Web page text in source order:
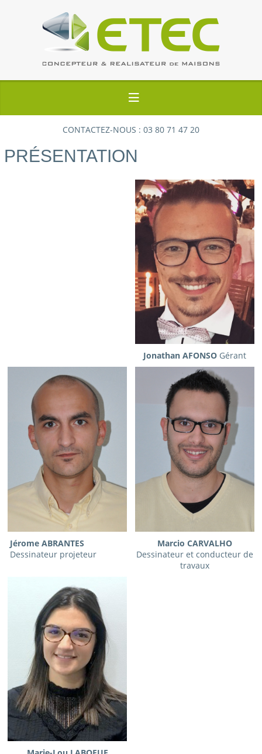
CONTACTEZ-NOUS : 03 80 71 47 20
PRÉSENTATION
Jonathan AFONSO Gérant
Jérome ABRANTES
Dessinateur projeteur
Marcio CARVALHO
Dessinateur et conducteur de
travaux